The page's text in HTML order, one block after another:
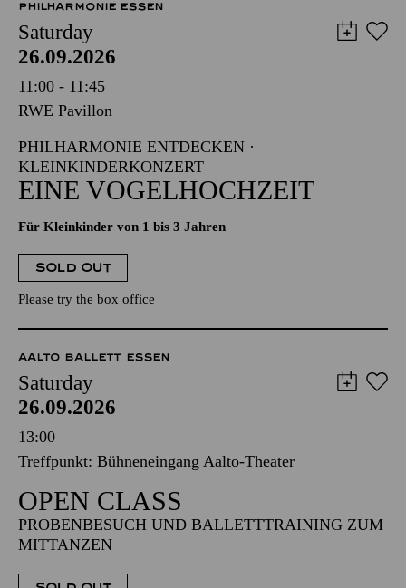
PHILHARMONIE ESSEN
Saturday
26.09.2026
11:00 - 11:45
RWE Pavillon
PHILHARMONIE ENTDECKEN ·
KLEINKINDERKONZERT
EINE VOGELHOCHZEIT
Für Kleinkinder von 1 bis 3 Jahren
SOLD OUT
Please try the box office
AALTO BALLETT ESSEN
Saturday
26.09.2026
13:00
Treffpunkt: Bühneneingang Aalto-Theater
OPEN CLASS
PROBENBESUCH UND BALLETTTRAINING ZUM
MITTANZEN